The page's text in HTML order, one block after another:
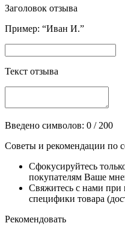
Заголовок отзыва
Пример: “Иван И.”
Текст отзыва
Введено символов: 0 / 200
Советы и рекомендации по
Сфокусируйтесь
покупателям Ваше
Свяжитесь с нами
специфики товара
Рекомендовать